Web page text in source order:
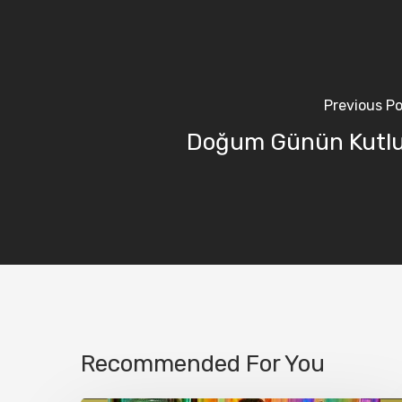
Previous
Doğum Günün
Recommended For You